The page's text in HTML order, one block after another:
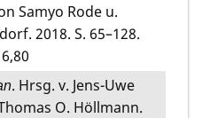
Samyo Rode u.
2018. S. 65–128.
. Hrsg. v. Jens-Uwe
O. Höllmann.